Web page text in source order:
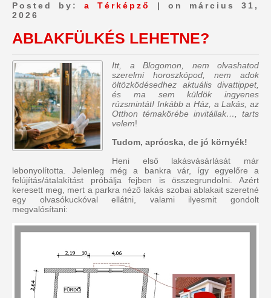
Posted by:a Térképző
| on március 31,
2026
ABLAKFÜLKÉS LEHETNE?
Itt, a Blogomon, nem olvashatod
szerelmi horoszkópod, nem adok
öltözködésedhez aktuális divattippet,
és ma sem küldök ingyenes
rúzsmintát! Inkább a Ház, a Lakás, az
Otthon témakörébe invitállak…, tarts
velem!
Tudom, aprócska, de jó környék!
Heni első lakásvásárlását már
lebonyolította. Jelenleg még a bankra vár, így egyelőre a
felújítás/átalakítást próbálja fejben is összegrundolni. Azért
keresett meg, mert a parkra néző lakás szobai ablakait szeretné
egy olvasókuckóval ellátni, valami ilyesmit gondolt
megvalósítani: